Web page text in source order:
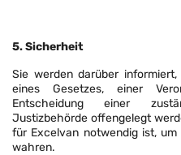
5. Sicherheit
Sie werden darüber
eines Gesetzes, einer
Entscheidung einer
Justizbehörde offengelegt
für Excelvan notwendig ist,
wahren.